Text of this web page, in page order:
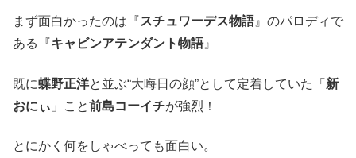
まず面白かったのは『スチュワーデス物語』のパロディで
ある『キャビンアテンダント物語』
既に蝶野正洋と並ぶ“大晦日の顔”として定着していた「 新
おにぃ 」こと前島コーイチが強烈！
とにかく何をしゃべっても面白い。